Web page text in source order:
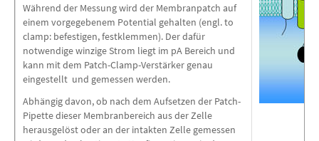
Während der Messung wird der Membranpatch auf
einem vorgegebenem Potential gehalten (engl. to
clamp: befestigen, festklemmen). Der dafür
notwendige winzige Strom liegt im pA Bereich und
kann mit dem Patch-Clamp-Verstärker genau
eingestellt und gemessen werden.
Abhängig davon, ob nach dem Aufsetzen der Patch-
Pipette dieser Membranbereich aus der Zelle
herausgelöst oder an der intakten Zelle gemessen